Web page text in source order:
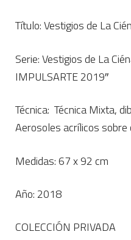
Título: Vestigios de La
Serie: Vestigios de La
IMPULSARTE 2019″
Técnica: Técnica Mixta,
Aerosoles acrílicos
Medidas: 67 x 92 cm
Año: 2018
COLECCIÓN PRIVADA